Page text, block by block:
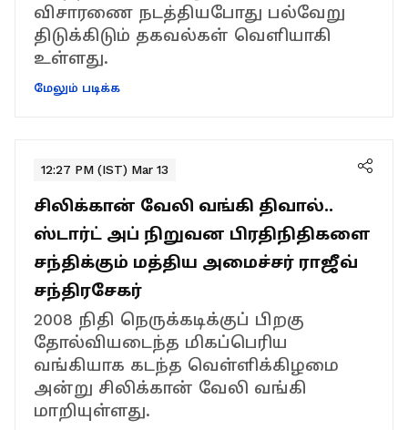
விசாரணை நடத்தியபோது பல்வேறு
திடுக்கிடும் தகவல்கள் வெளியாகி
உள்ளது.
மேலும் படிக்க
12:27 PM (IST) Mar 13
சிலிக்கான் வேலி வங்கி திவால்..
ஸ்டார்ட் அப் நிறுவன பிரதிநிதிகளை
சந்திக்கும் மத்திய அமைச்சர் ராஜீவ்
சந்திரசேகர்
2008 நிதி நெருக்கடிக்குப் பிறகு
தோல்வியடைந்த மிகப்பெரிய
வங்கியாக கடந்த வெள்ளிக்கிழமை
அன்று சிலிக்கான் வேலி வங்கி
மாறியுள்ளது.